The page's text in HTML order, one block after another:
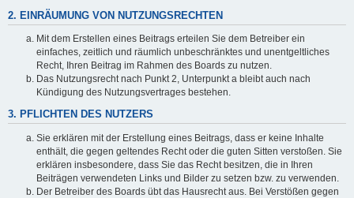
2. EINRÄUMUNG VON NUTZUNGSRECHTEN
Mit dem Erstellen eines Beitrags erteilen Sie dem Betreiber ein
einfaches, zeitlich und räumlich unbeschränktes und unentgeltliches
Recht, Ihren Beitrag im Rahmen des Boards zu nutzen.
Das Nutzungsrecht nach Punkt 2, Unterpunkt a bleibt auch nach
Kündigung des Nutzungsvertrages bestehen.
3. PFLICHTEN DES NUTZERS
Sie erklären mit der Erstellung eines Beitrags, dass er keine Inhalte
enthält, die gegen geltendes Recht oder die guten Sitten verstoßen. Sie
erklären insbesondere, dass Sie das Recht besitzen, die in Ihren
Beiträgen verwendeten Links und Bilder zu setzen bzw. zu verwenden.
Der Betreiber des Boards übt das Hausrecht aus. Bei Verstößen gegen